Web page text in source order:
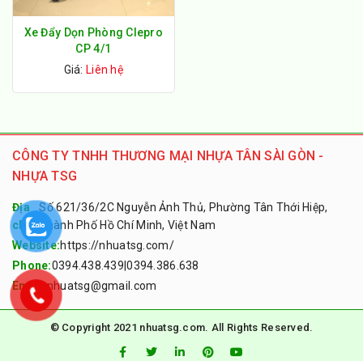
Xe Đẩy Dọn Phòng Clepro
CP 4/1
Giá: Liên hệ
CÔNG TY TNHH THƯƠNG MẠI NHỰA TÂN SÀI GÒN -
NHỰA TSG
Địa
chỉ:
Số 621/36/2C Nguyễn Ảnh Thủ, Phường Tân Thới Hiệp,
Thành Phố Hồ Chí Minh, Việt Nam
Website:https://nhuatsg.com/
Phone:0394.438.439 |0394.386.638
Email:nhuatsg@gmail.com
© Copyright 2021 nhuatsg.com. All Rights Reserved.